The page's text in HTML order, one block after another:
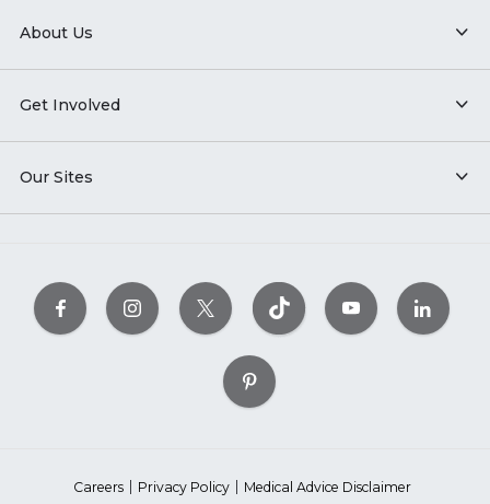
About Us
Get Involved
Our Sites
Careers Privacy Policy Medical Advice Disclaimer